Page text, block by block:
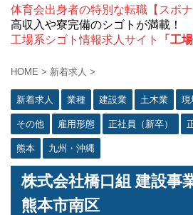
体育会出身者の特別な転職【スポナ
高収入や寮完備のシゴトが満載！
工場系シゴト情報求人サイト
「工
HOME > 新着求人 >
新着求人 業種 建設業 土木業 現
その他 雇用形態 正社員（新卒）
熊本 九州・沖縄
株式会社橋口組 建設事
熊本市南区